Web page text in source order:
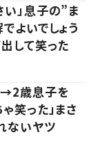
い」息子の”ま
よいでしょう
して笑った
→2歳息子を
笑った」まさ
ないヤツ